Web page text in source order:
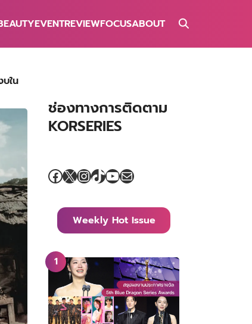
EVENTREVIEWFOCUSABOUT
ใน
ช่องทางการติดตาม
KORSERIES
Facebook
X Instagram
TikTok
YouTube
Mail
Weekly Hot Issue